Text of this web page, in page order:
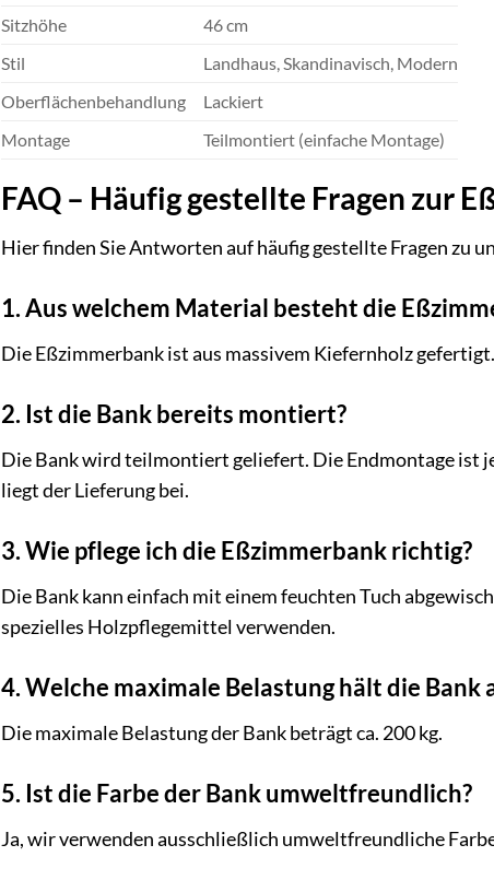
Sitzhöhe
46 cm
Stil
Landhaus, Skandinavisch, Modern
Oberflächenbehandlung
Lackiert
Montage
Teilmontiert (einfache Montage)
FAQ – Häufig gestellte Fragen zur
Hier finden Sie Antworten auf häufig gestellte Fragen zu
1. Aus welchem Material besteht die
Die Eßzimmerbank ist aus massivem Kiefernholz
2. Ist die Bank bereits montiert?
Die Bank wird teilmontiert geliefert. Die Endmontage ist
liegt der Lieferung bei.
3. Wie pflege ich die Eßzimmerbank richtig?
Die Bank kann einfach mit einem feuchten Tuch
spezielles Holzpflegemittel verwenden.
4. Welche maximale Belastung hält die Bank
Die maximale Belastung der Bank beträgt ca. 200 kg.
5. Ist die Farbe der Bank umweltfreundlich?
Ja, wir verwenden ausschließlich umweltfreundliche